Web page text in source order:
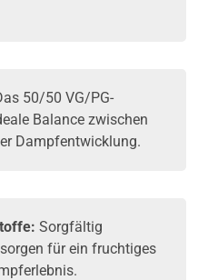
50/50 VG/PG-
Balance zwischen
Dampfentwicklung.
Sorgfältig
für ein fruchtiges